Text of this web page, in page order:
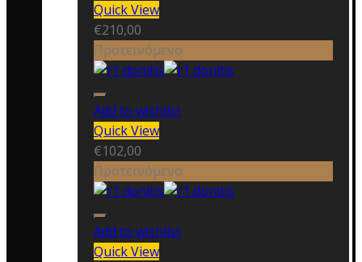
Quick View
€210,00
Προτεινόμενο
Add to wishlist
Quick View
€102,00
Προτεινόμενο
Add to wishlist
Quick View